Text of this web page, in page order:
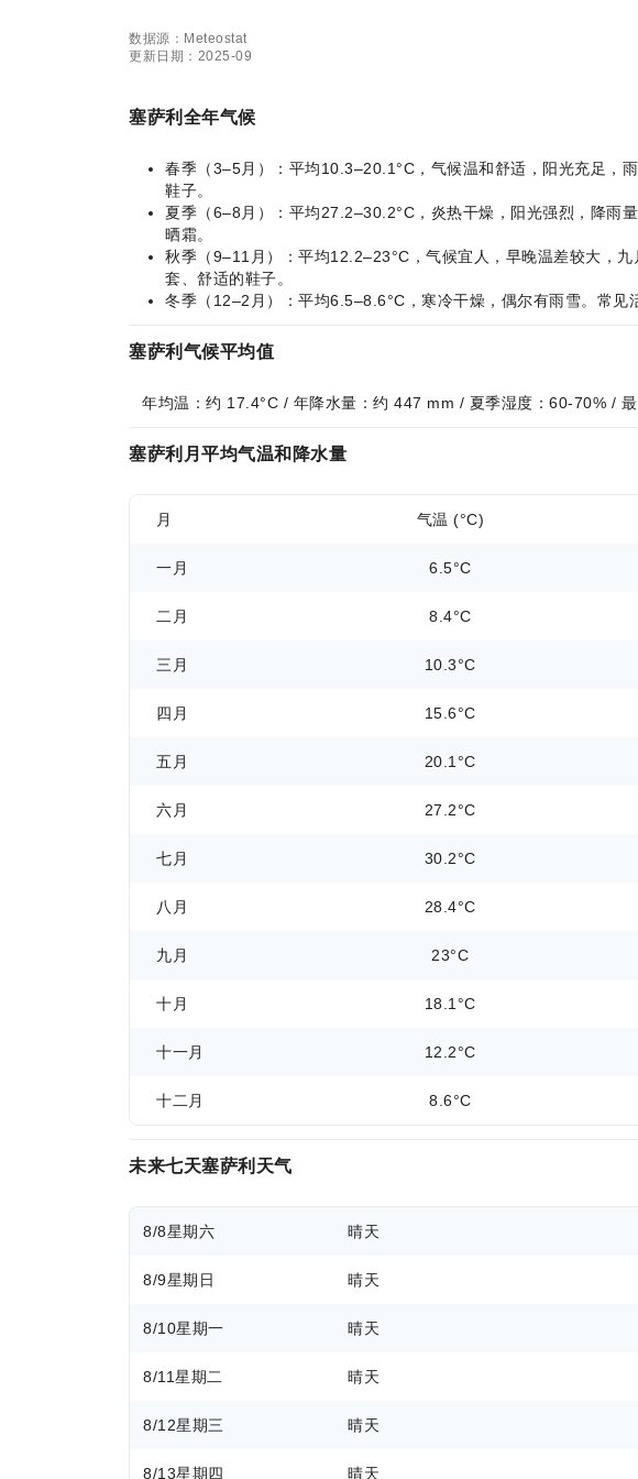
数据源：Meteostat
更新日期：2025-09
塞萨利全年气候
春季（3–5月）：平均10.3–20.1°C，气候温和舒适，阳光充足，
鞋子。
夏季（6–8月）：平均27.2–30.2°C，炎热干燥，阳光强烈，降雨
晒霜。
秋季（9–11月）：平均12.2–23°C，气候宜人，早晚温差较大，
套、舒适的鞋子。
冬季（12–2月）：平均6.5–8.6°C，寒冷干燥，偶尔有雨雪。常见
塞萨利气候平均值
年均温：约 17.4°C / 年降水量：约 447 mm / 夏季湿度：60-70% / 最
塞萨利月平均气温和降水量
月 气温 (°C)
一月 6.5°C
二月 8.4°C
三月 10.3°C
四月 15.6°C
五月 20.1°C
六月 27.2°C
七月 30.2°C
八月 28.4°C
九月 23°C
十月 18.1°C
十一月 12.2°C
十二月 8.6°C
未来七天塞萨利天气
8/8星期六 晴天
8/9星期日 晴天
8/10星期一 晴天
8/11星期二 晴天
8/12星期三 晴天
8/13星期四 晴天